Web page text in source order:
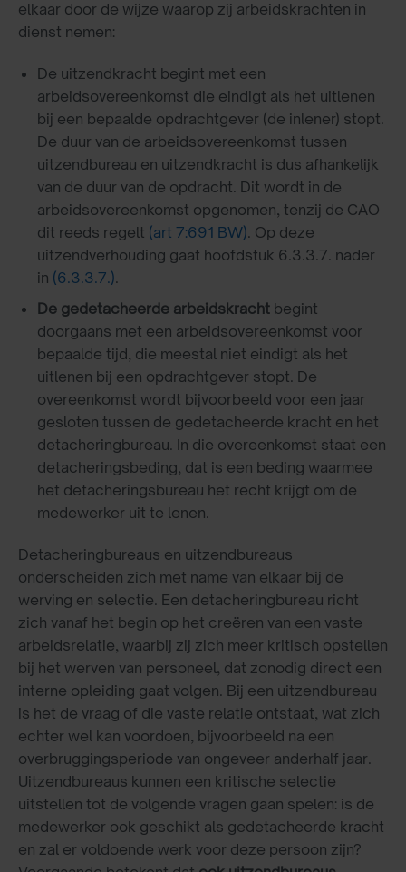
elkaar door de wijze waarop zij arbeidskrachten in
dienst nemen:
De uitzendkracht begint met een
arbeidsovereenkomst die eindigt als het uitlenen
bij een bepaalde opdrachtgever (de inlener) stopt.
De duur van de arbeidsovereenkomst tussen
uitzendbureau en uitzendkracht is dus afhankelijk
van de duur van de opdracht. Dit wordt in de
arbeidsovereenkomst opgenomen, tenzij de CAO
dit reeds regelt (art 7:691 BW). Op deze
uitzendverhouding gaat hoofdstuk 6.3.3.7. nader
in (6.3.3.7.).
De gedetacheerde arbeidskrachtbegint
doorgaans met een arbeidsovereenkomst voor
bepaalde tijd, die meestal niet eindigt als het
uitlenen bij een opdrachtgever stopt. De
overeenkomst wordt bijvoorbeeld voor een jaar
gesloten tussen de gedetacheerde kracht en het
detacheringbureau. In die overeenkomst staat een
detacheringsbeding, dat is een beding waarmee
het detacheringsbureau het recht krijgt om de
medewerker uit te lenen.
Detacheringbureaus en uitzendbureaus
onderscheiden zich met name van elkaar bij de
werving en selectie. Een detacheringbureau richt
zich vanaf het begin op het creëren van een vaste
arbeidsrelatie, waarbij zij zich meer kritisch opstellen
bij het werven van personeel, dat zonodig direct een
interne opleiding gaat volgen. Bij een uitzendbureau
is het de vraag of die vaste relatie ontstaat, wat zich
echter wel kan voordoen, bijvoorbeeld na een
overbruggingsperiode van ongeveer anderhalf jaar.
Uitzendbureaus kunnen een kritische selectie
uitstellen tot de volgende vragen gaan spelen: is de
medewerker ook geschikt als gedetacheerde kracht
en zal er voldoende werk voor deze persoon zijn?